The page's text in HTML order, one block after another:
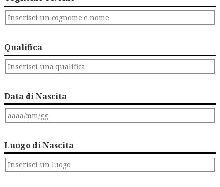
Qualifica
Data di Nascita
Luogo di Nascita